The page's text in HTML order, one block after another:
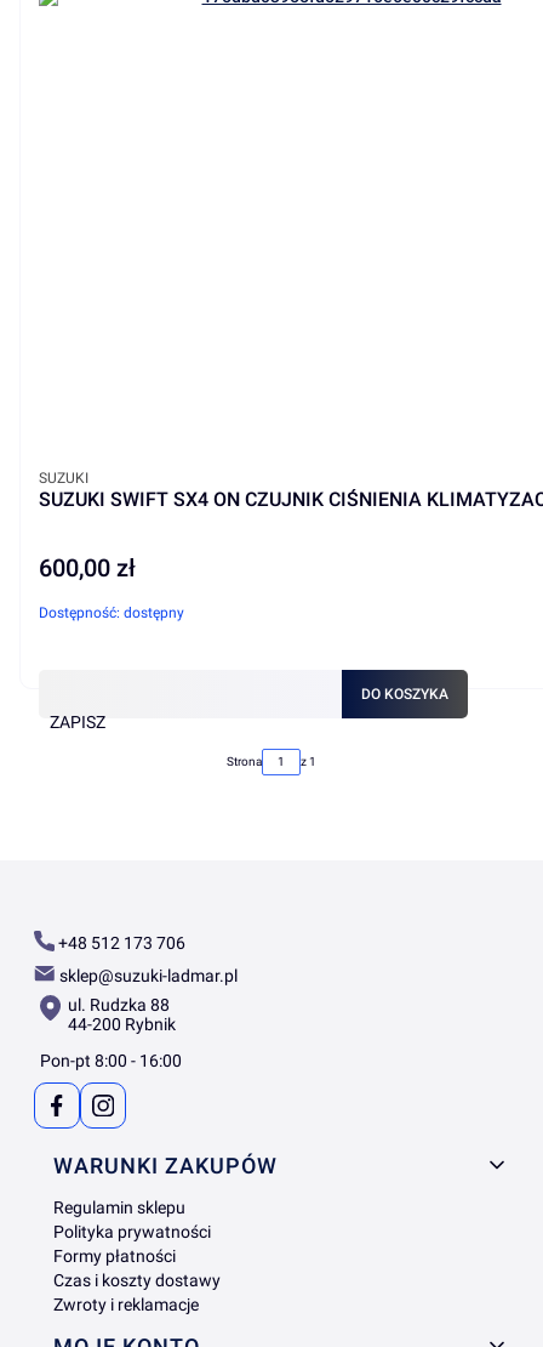
SUZUKI SWIFT SX4 ON CZUJNIK CIŚNIENIA
PRODUCENT
SUZUKI
Cena
600,00 zł
Dostępność: dostępny
ZAPISZ
DO KOSZYKA
Strona z 1
+48 512 173 706
sklep@suzuki-ladmar.pl
ul. Rudzka 88
44-200 Rybnik
Pon-pt 8:00 - 16:00
Linki w stopce
WARUNKI ZAKUPÓW
Regulamin sklepu
Polityka prywatności
Formy płatności
Czas i koszty dostawy
Zwroty i reklamacje